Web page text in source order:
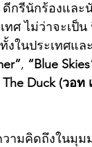
ดีกรีนักร้องและ
ศ ไม่ว่าจะเป็
งในประเทศแล
, “Blue
Duck (วอท
วามคิดถึงในมุม